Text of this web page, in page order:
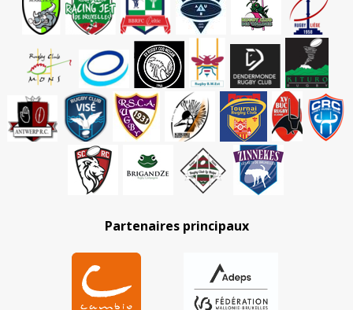
Partenaires principaux